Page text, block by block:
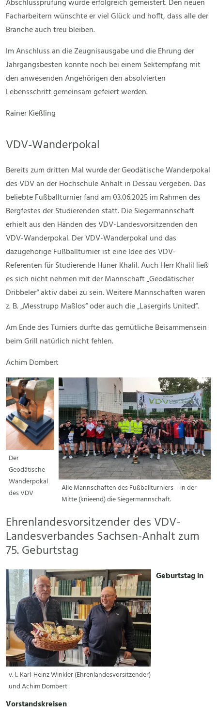
Abschlussprüfung wurde erfolgreich gemeistert. Den neuen
Facharbeitern wünschte er viel Glück und hofft, dass alle der
Branche auch treu bleiben.
Im Anschluss an die Zeugnisausgabe und die Ehrung der
Jahrgangsbesten konnte noch bei einem Sektempfang mit
den anwesenden Angehörigen den absolvierten
Lebensschritt gemeinsam gefeiert werden.
Rainer Kießling
VDV-Wanderpokal
Bereits zum dritten Mal wurde der Geodätische Wanderpokal
des VDV an der Hochschule Anhalt in Dessau vergeben. Das
beliebte Fußballturnier fand am 03.06.2025 im Rahmen des
Bergfestes der Studierenden statt. Die Siegermannschaft
erhielt aus den Händen des VDV-Landesvorsitzenden den
VDV-Wanderpokal. Der VDV-Wanderpokal und das
dazugehörige Fußballturnier ist eine Idee des VDV-
Referenten für Studierende Huner Khalil. Auch Herr Khalil ließ
es sich nicht nehmen mit der Mannschaft „Geodätischer
Dribbeler“ aktiv dabei zu sein. Weitere Mannschaften waren
z. B. „Messtrupp Maßlos“ oder auch die „Lasergirls United“.
Am Ende des Turniers durfte das gemütliche Beisammensein
beim Grill natürlich nicht fehlen.
Achim Dombert
Der
Geodätische
Wanderpokal
des VDV
Alle Mannschaften des Fußballturniers – in der
Mitte (knieend) die Siegermannschaft.
Ehrenlandesvorsitzender des VDV-
Landesverbandes Sachsen-Anhalt zum
75. Geburtstag
v. l.: Karl-Heinz Winkler (Ehrenlandesvorsitzender)
und Achim Dombert
Geburtstag in
Vorstandskreisen